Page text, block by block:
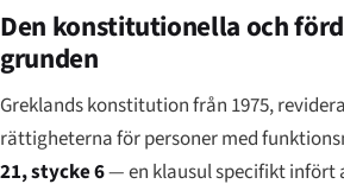
Den konstitutionella och
grunden
Greklands konstitution från 1975,
rättigheterna för personer med
21, stycke 6— en klausul specifikt infört